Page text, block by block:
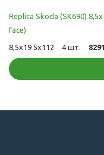
Replica Skoda (SK690)
face)
8,5x19 5x112 4 шт.